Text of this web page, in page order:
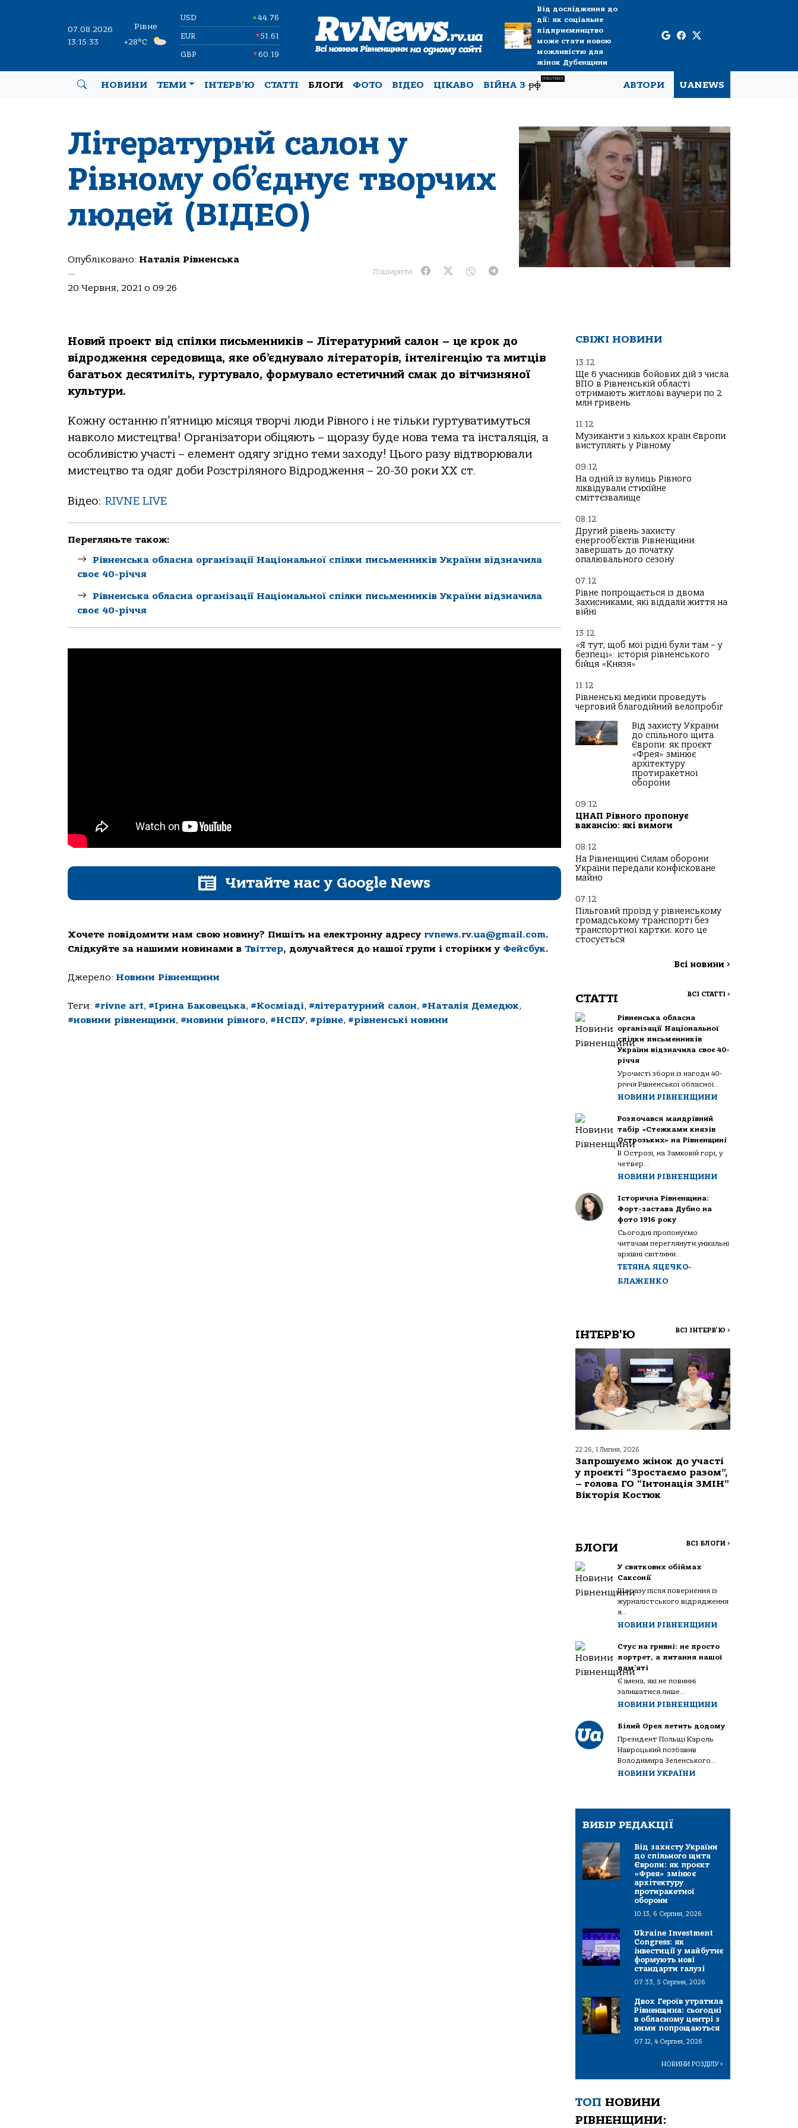
07.08.2026
13:15:34
Рівне
+28°C
USD ▲44.76
EUR ▼51.61
GBP ▼60.19
Від дослідження до
дії: як соціальне
підприємництво
може стати новою
можливістю для
жінок Дубенщини
НОВИНИ ТЕМИ ІНТЕРВ’Ю СТАТТІ БЛОГИ ФОТО ВІДЕО ЦІКАВО ВІЙНА Зрф
СПЕЦТЕМА
АВТОРИ UANEWS
Літературнй салон у
Рівному об’єднує творчих
людей (ВІДЕО)
Опубліковано: Наталія Рівненська
—
20 Червня, 2021 о 09:26
Поширити:
Новий проект від спілки письменників – Літературний салон – це крок до
відродження середовища, яке об’єднувало літераторів, інтелігенцію та митців
багатьох десятиліть, гуртувало, формувало естетичний смак до вітчизняної
культури.
Кожну останню п’ятницю місяця творчі люди Рівного і не тільки гуртуватимуться
навколо мистецтва! Організатори обіцяють – щоразу буде нова тема та інсталяція, а
особливістю участі – елемент одягу згідно теми заходу! Цього разу відтворювали
мистецтво та одяг доби Розстріляного Відродження – 20-30 роки ХХ ст.
Відео: RIVNE LIVE
Перегляньте також:
Рівненська обласна організації Національної спілки письменників України відзначила
своє 40-річчя
Рівненська обласна організації Національної спілки письменників України відзначила
своє 40-річчя
Читайте нас у Google News
Хочете повідомити нам свою новину? Пишіть на електронну адресу rvnews.rv.ua@gmail.com.
Слідкуйте за нашими новинами в Твіттер, долучайтеся до нашої групи і сторінки у Фейсбук.
Джерело: Новини Рівненщини
Теги: #rivne art, #Ірина Баковецька, #Косміаді, #літературний салон, #Наталія Демедюк,
#новини рівненщини, #новини рівного, #НСПУ, #рівне, #рівненські новини
СВІЖІ НОВИНИ
13:12
Ще 6 учасників бойових дій з числа
ВПО в Рівненській області
отримають житлові ваучери по 2
млн гривень
11:12
Музиканти з кількох країн Європи
виступлять у Рівному
09:12
На одній із вулиць Рівного
ліквідували стихійне
сміттєзвалище
08:12
Другий рівень захисту
енергооб’єктів Рівненщини
завершать до початку
опалювального сезону
07:12
Рівне попрощається із двома
Захисниками, які віддали життя на
війні
13:12
«Я тут, щоб мої рідні були там – у
безпеці»: історія рівненського
бійця «Князя»
11:12
Рівненські медики проведуть
черговий благодійний велопробіг
Від захисту України
до спільного щита
Європи: як проєкт
«Фрея» змінює
архітектуру
протиракетної
оборони
09:12
ЦНАП Рівного пропонує
вакансію: які вимоги
08:12
На Рівненщині Силам оборони
України передали конфісковане
майно
07:12
Пільговий проїзд у рівненському
громадському транспорті без
транспортної картки: кого це
стосується
Всі новини >
СТАТТІ ВСІ СТАТТІ >
Рівненська обласна
організації Національної
спілки письменників
України відзначила своє 40-
річчя
Урочисті збори із нагоди 40-
річчя Рівненської обласної...
НОВИНИ РІВНЕНЩИНИ
Розпочався мандрівний
табір «Стежками князів
Острозьких» на Рівненщині
В Острозі, на Замковій горі, у
четвер...
НОВИНИ РІВНЕНЩИНИ
Історична Рівненщина:
Форт-застава Дубно на
фото 1916 року
Сьогодні пропонуємо
читачам переглянути унікальні
архівні світлини...
ТЕТЯНА ЯЦЕЧКО-
БЛАЖЕНКО
ІНТЕРВ'Ю ВСІ ІНТЕРВ'Ю >
22:26, 1 Липня, 2026
Запрошуємо жінок до участі
у проєкті “Зростаємо разом”,
– голова ГО “Інтонація ЗМІН”
Вікторія Костюк
БЛОГИ ВСІ БЛОГИ >
У святкових обіймах
Саксонії
Щоразу після повернення із
журналістського відрядження
я...
НОВИНИ РІВНЕНЩИНИ
Стус на гривні: не просто
портрет, а питання нашої
пам’яті
Є імена, які не повинні
залишатися лише...
НОВИНИ РІВНЕНЩИНИ
Білий Орел летить додому
Президент Польщі Кароль
Навроцький позбавив
Володимира Зеленського...
НОВИНИ УКРАЇНИ
ВИБІР РЕДАКЦІЇ
Від захисту України
до спільного щита
Європи: як проєкт
«Фрея» змінює
архітектуру
протиракетної
оборони
10:13, 6 Серпня, 2026
Ukraine Investment
Congress: як
інвестиції у майбутнє
формують нові
стандарти галузі
07:33, 5 Серпня, 2026
Двох Героїв утратила
Рівненщина: сьогодні
в обласному центрі з
ними попрощаються
07:12, 4 Серпня, 2026
НОВИНИ РОЗДІЛУ>
ТОП НОВИНИ
РІВНЕНЩИНИ: